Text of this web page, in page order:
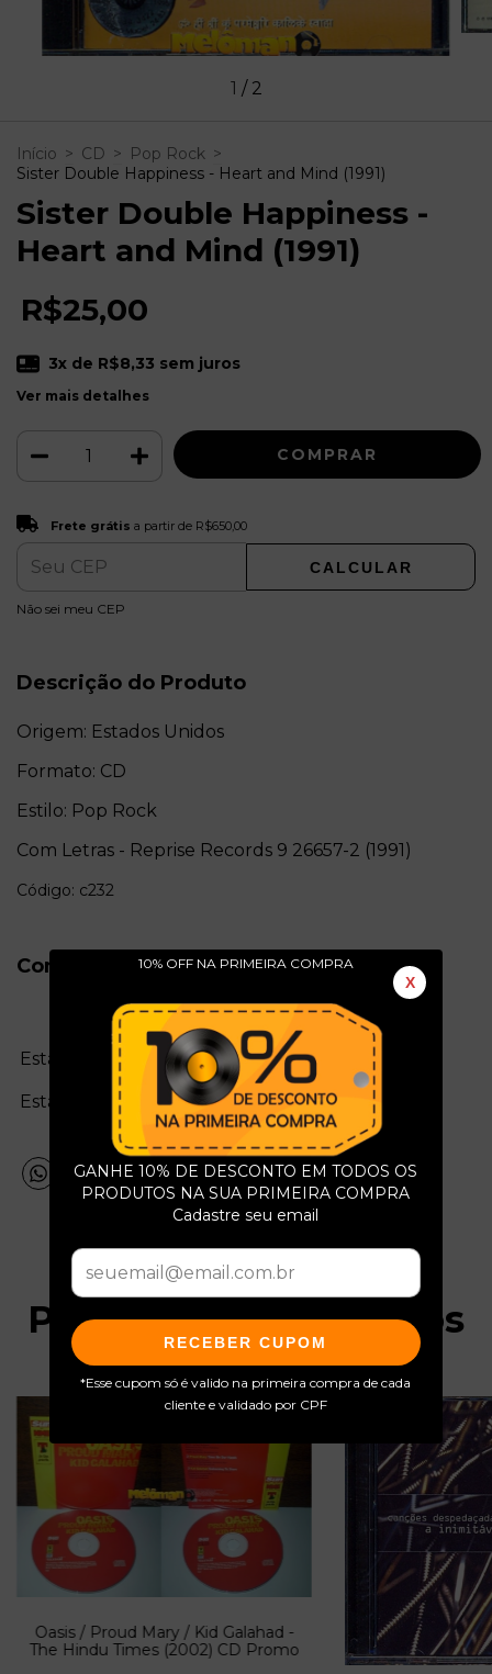
10% OFF NA PRIMEIRA COMPRA
X
GANHE 10% DE DESCONTO EM TODOS OS
PRODUTOS NA SUA PRIMEIRA COMPRA
Cadastre seu email
RECEBER CUPOM
*Esse cupom só é valido na primeira compra de cada
cliente e validado por CPF
1 / 2
Início > CD > Pop Rock >
Sister Double Happiness - Heart and Mind (1991)
Sister Double Happiness -
Heart and Mind (1991)
R$25,00
3x de R$8,33 sem juros
Ver mais detalhes
Entregas para o CEP: ALTERAR CEP
Frete grátis a partir de R$650,00
CALCULAR
Não sei meu CEP
Descrição do Produto
Origem: Estados Unidos
Formato: CD
Estilo: Pop Rock
Com Letras - Reprise Records 9 26657-2 (1991)
Código: c232
Conservação do Produto
Estado da mídia:
Estado da capa:
Produtos relacionados
Oasis / Proud Mary / Kid Galahad -
The Hindu Times (2002) CD Promo